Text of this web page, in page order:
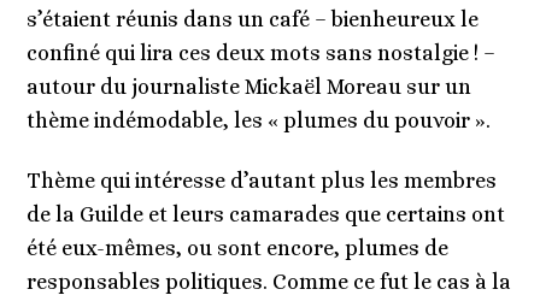
s’étaient réunis dans un café – bienheureux le
confiné qui lira ces deux mots sans nostalgie ! –
autour du journaliste Mickaël Moreau sur un
thème indémodable, les « plumes du pouvoir ».
Thème qui intéresse d’autant plus les membres
de la Guilde et leurs camarades que certains ont
été eux-mêmes, ou sont encore, plumes de
responsables politiques. Comme ce fut le cas à la